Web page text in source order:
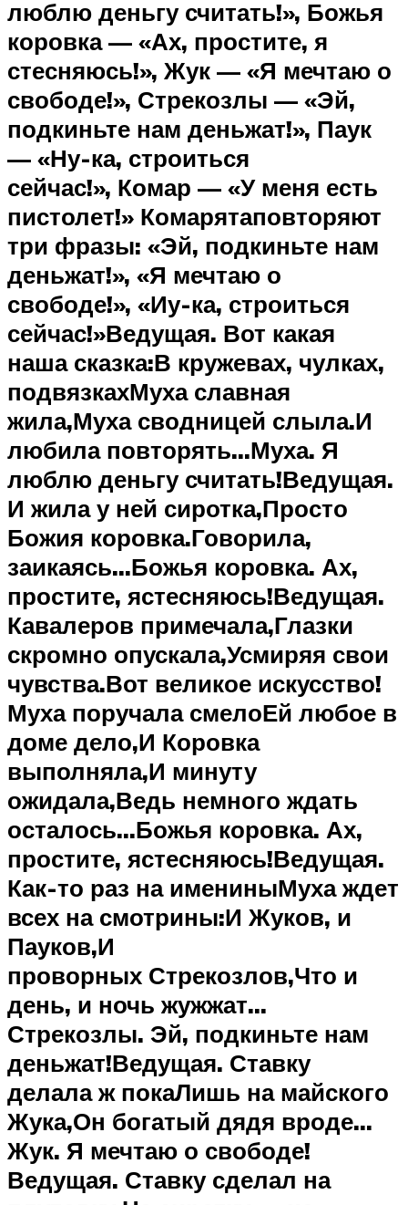
люблю деньгу считать!», Божья
коровка — «Ах, простите, я
стесняюсь!», Жук — «Я мечтаю о
свободе!», Стрекозлы — «Эй,
подкиньте нам деньжат!», Паук
— «Ну-ка, строиться
сейчас!», Комар — «У меня есть
пистолет!» Комарятаповторяют
три фразы: «Эй, подкиньте нам
деньжат!», «Я мечтаю о
свободе!», «Иу-ка, строиться
сейчас!»Ведущая. Вот какая
наша сказка:В кружевах, чулках,
подвязкахМуха славная
жила,Муха сводницей слыла.И
любила повторять…Муха. Я
люблю деньгу считать!Ведущая.
И жила у ней сиротка,Просто
Божия коровка.Говорила,
заикаясь…Божья коровка. Ах,
простите, ястесняюсь!Ведущая.
Кавалеров примечала,Глазки
скромно опускала,Усмиряя свои
чувства.Вот великое искусство!
Муха поручала смелоЕй любое в
доме дело,И Коровка
выполняла,И минуту
ожидала,Ведь немного ждать
осталось…Божья коровка. Ах,
простите, ястесняюсь!Ведущая.
Как-то раз на имениныМуха ждет
всех на смотрины:И Жуков, и
Пауков,И
проворных Стрекозлов,Что и
день, и ночь жужжат…
Стрекозлы. Эй, подкиньте нам
деньжат!Ведущая. Ставку
делала ж покаЛишь на майского
Жука,Он богатый дядя вроде…
Жук. Я мечтаю о свободе!
Ведущая. Ставку сделал на